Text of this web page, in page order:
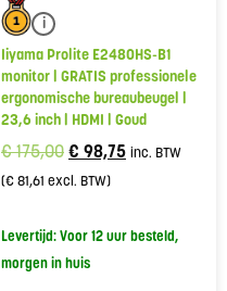
i
Iiyama Prolite E2480HS-B1
monitor | GRATIS professionele
ergonomische bureaubeugel |
23,6 inch | HDMI | Goud
€175,00€ 98,75 inc. BTW
(€81,61 excl. BTW)
Levertijd: Voor 12 uur besteld,
morgen in huis